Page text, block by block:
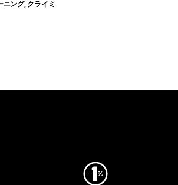
ング, クライミ